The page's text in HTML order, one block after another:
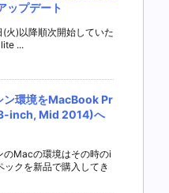
ップデート
(火)以降順次開始していた
...
ン環境をMacBook Pr
inch, Mid 2014)へ
のMacの環境はその時のi
ックを新品で購入してき